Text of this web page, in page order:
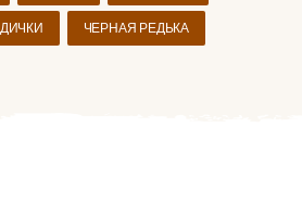
ЧЕРНАЯ РЕДЬКА